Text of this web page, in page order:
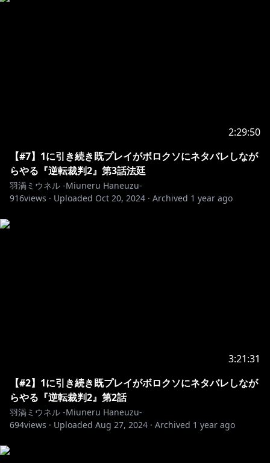
2:29:50
【#7】1に引き続き既プレイがボロクソにネタバレしなが
らやる『逆転裁判2』第3話法廷
羽渦ミウネル -Miuneru Haneuzu-
916views · Uploaded Oct 20, 2024 · Archived 1 year ago
3:21:31
【#2】1に引き続き既プレイがボロクソにネタバレしなが
らやる『逆転裁判2』第2話
羽渦ミウネル -Miuneru Haneuzu-
694views · Uploaded Aug 27, 2024 · Archived 1 year ago